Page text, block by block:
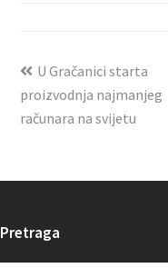
U Gračanici starta
proizvodnja najmanjeg
računara na svijetu
Pretraga